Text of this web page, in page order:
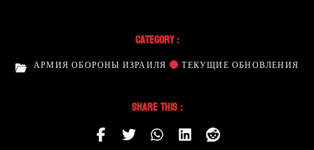
Category :
АРМИЯ ОБОРОНЫ ИЗРАИЛЯ ТЕКУЩИЕ ОБНОВЛЕНИЯ
Share This :